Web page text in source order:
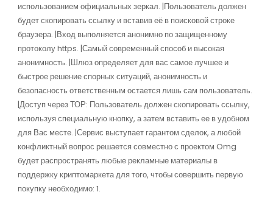
использованием официальных зеркал. |Пользователь должен
будет скопировать ссылку и вставив её в поисковой строке
браузера. |Вход выполняется анонимно по защищенному
протоколу https. |Самый современный способ и высокая
анонимность. |Шлюз определяет для вас самое лучшее и
быстрое решение спорных ситуаций, анонимность и
безопасность ответственным остается лишь сам пользователь.
|Доступ через ТОР: Пользователь должен скопировать ссылку,
используя специальную кнопку, а затем вставить ее в удобном
для Вас месте. |Сервис выступает гарантом сделок, а любой
конфликтный вопрос решается совместно с проектом Omg
будет распространять любые рекламные материалы в
поддержку криптомаркета для того, чтобы совершить первую
покупку необходимо: 1.